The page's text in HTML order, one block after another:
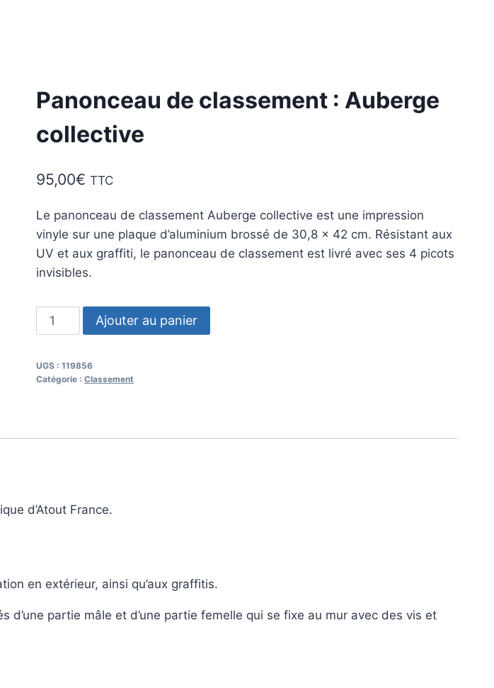
Panonceau de classement : Auberge
collective
95,00€ TTC
Le panonceau de classement Auberge collective est une impression
vinyle sur une plaque d’aluminium brossé de 30,8 x 42 cm. Résistant aux
UV et aux graffiti, le panonceau de classement est livré avec ses 4 picots
invisibles.
quantité
de
de
Ajouter au panier
UGS : 119856
Catégorie : Classement
d’Atout France.
en extérieur, ainsi qu’aux graffitis.
partie mâle et d’une partie femelle qui se fixe au mur avec des vis et